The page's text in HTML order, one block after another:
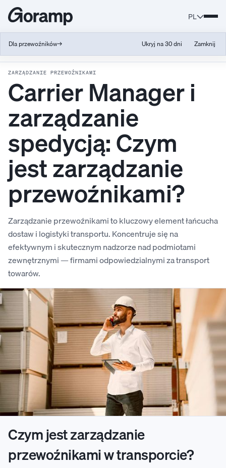
PL
Dla przewoźników→ Ukryj na 30 dni Zamknij
Back to Glossary
ZARZĄDZANIE PRZEWOŹNIKAMI
Carrier Manager i
zarządzanie
spedycją: Czym
jest zarządzanie
przewoźnikami?
Zarządzanie przewoźnikami to kluczowy element łańcucha
dostaw i logistyki transportu. Koncentruje się na
efektywnym i skutecznym nadzorze nad podmiotami
zewnętrznymi — firmami odpowiedzialnymi za transport
towarów.
Czym jest zarządzanie
przewoźnikami w transporcie?